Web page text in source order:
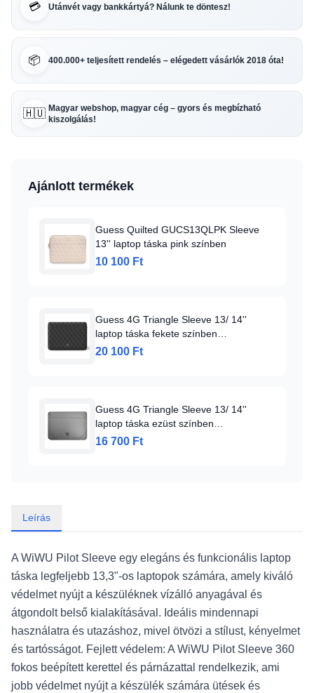
💳 Utánvét vagy bankkártyá? Nálunk te döntesz!
📦 400.000+ teljesített rendelés – elégedett vásárlók 2018 óta!
🇭🇺 Magyar webshop, magyar cég – gyors és megbízható
kiszolgálás!
Ajánlott termékek
Guess Quilted GUCS13QLPK Sleeve
13'' laptop táska pink színben
10 100 Ft
Guess 4G Triangle Sleeve 13/ 14''
laptop táska fekete színben
(GUCS14P4TK)
20 100 Ft
Guess 4G Triangle Sleeve 13/ 14''
laptop táska ezüst színben
(GUCS14PSATLG)
16 700 Ft
Leírás
A WiWU Pilot Sleeve egy elegáns és funkcionális laptop
táska legfeljebb 13,3"-os laptopok számára, amely kiváló
védelmet nyújt a készüléknek vízálló anyagával és
átgondolt belső kialakításával. Ideális mindennapi
használatra és utazáshoz, mivel ötvözi a stílust, kényelmet
és tartósságot. Fejlett védelem: A WiWU Pilot Sleeve 360
fokos beépített kerettel és párnázattal rendelkezik, ami
jobb védelmet nyújt a készülék számára ütések és